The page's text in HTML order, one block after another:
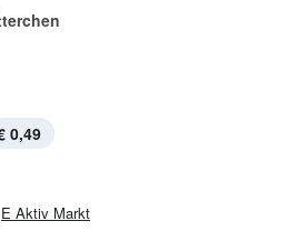
0,49
E Aktiv Markt